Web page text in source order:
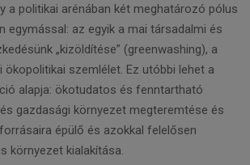
a politikai arénában két meghatározó pólus
egymással: az egyik a mai társadalmi és
„kizöldítése” (greenwashing), a
ökopolitikai szemlélet. Ez utóbbi lehet a
alapja: ökotudatos és fenntartható
gazdasági környezet megteremtése és
épülő és azokkal felelősen
környezet kialakítása.